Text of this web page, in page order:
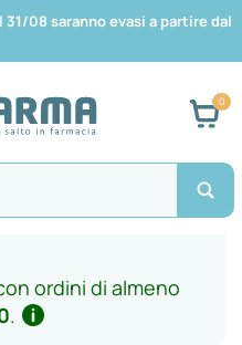
08 saranno evasi a partire dal
ordini di almeno
.